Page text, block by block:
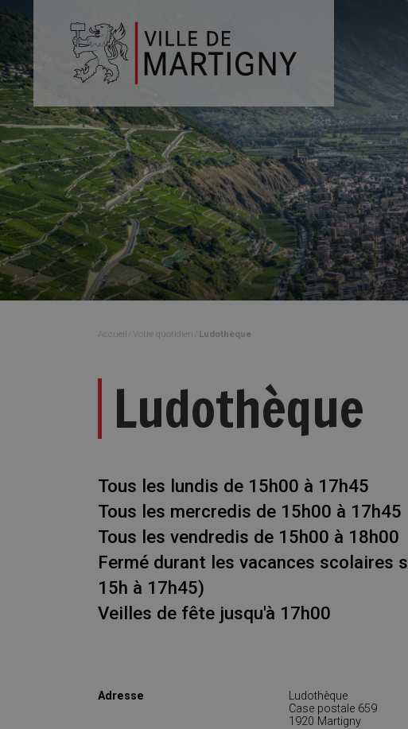
Accueil Votre quotidien Ludothèque
Ludothèque
Tous les lundis de 15h00 à 17h45
Tous les mercredis de 15h00 à 17h45
Tous les vendredis de 15h00 à 18h00
Fermé durant les vacances scolaires
15h à 17h45)
Veilles de fête jusqu'à 17h00
Adresse
Ludothèque
Case postale 659
1920 Martigny